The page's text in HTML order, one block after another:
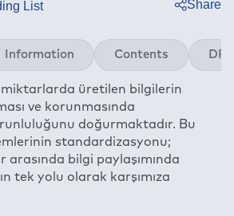
Share
Twitter
Facebook
Linkedin
E-mail
Information Contents
miktarlarda üretilen bilgilerin
ve korunmasında
doğurmaktadır. Bu
standardizasyonu;
arasında bilgi paylaşımında
tek yolu olarak karşımıza